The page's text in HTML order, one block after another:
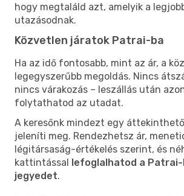
hogy megtaláld azt, amelyik a
utazásodnak.
Közvetlen járatok Patrai-ba
Ha az idő fontosabb, mint az ár, a
legegyszerűbb megoldás. Nincs
nincs várakozás – leszállás után
folytathatod az utadat.
A keresőnk mindezt egy
jeleníti meg. Rendezhetsz ár,
légitársaság-értékelés szerint, és
kattintással lefoglalhatod a Patrai-
jegyedet.